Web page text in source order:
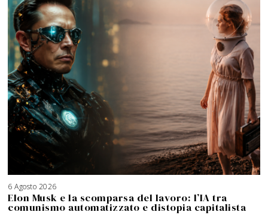
6 Agosto 2026
Elon Musk e la scomparsa del lavoro: l’IA tra
comunismo automatizzato e distopia capitalista